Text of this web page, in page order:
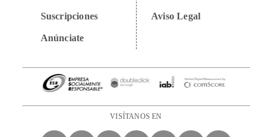
Suscripciones
Anúnciate
Aviso Legal
VISÍTANOS EN